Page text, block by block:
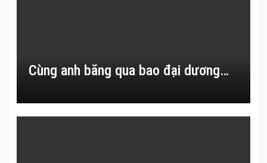
Cùng anh băng qua bao đại dương…